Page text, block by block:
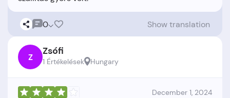
0 Show translation
Z Zsófi
1 Értékelések Hungary
December 1, 2024